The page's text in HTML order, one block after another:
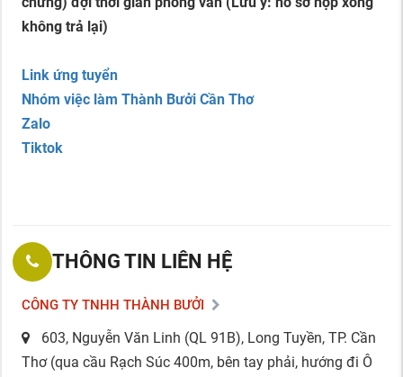
không trả lại)
Link ứng tuyển
Nhóm việc làm Thành Bưởi Cần Thơ
Zalo
Tiktok
THÔNG TIN LIÊN HỆ
CÔNG TY TNHH THÀNH BƯỞI
603, Nguyễn Văn Linh (QL 91B), Long Tuyền, TP. Cần
Thơ (qua cầu Rạch Súc 400m, bên tay phải, hướng đi Ô